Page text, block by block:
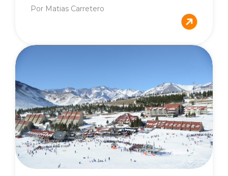
Por Matias Carretero